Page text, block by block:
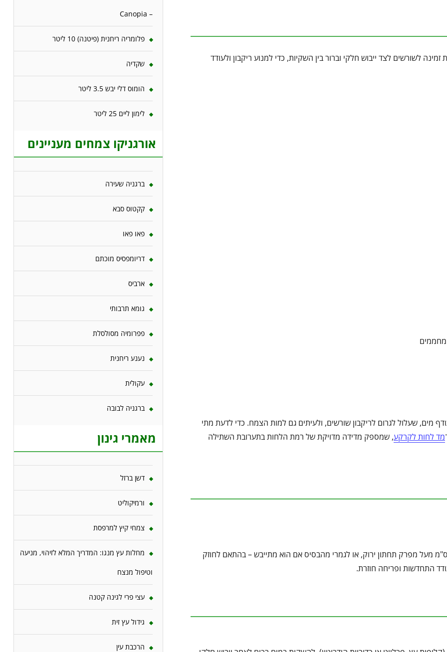
לשורשים לצד ייבוש חלקי וברור בין השקיות, כדי למנוע ריקבון ולעודד
מחממים
מים, שעלול לגרום לריקבון שורשים, ולעיתים גם למות הצמח. כדי לדעת מתי
מד לחות לקרקע, שמספק מדידה מדויקת של רמת הלחות בתערובת השתילה
גיזום עדין לאחר שהפריחה הסתיימה. יש לגזום את עמוד התפרחת כ־1 ס"מ מעל מפרק תחתון ירוק, או לגמרי מהבסיס אם הוא מתייבש – בהתאם לחוזק
התחדשות ופריחה חוזרת.
– Canopia
פלומריה ריחנית (פיטנה) 10 ליטר
שקדיה
הומוס דלי יבש 3.5 ליטר
לימון ליים 25 ליטר
אורגניקו צמחים מעניינים
ברגניה שעירה
קקטוס סבא
פאו פאו
דריומפסיס מוכתם
ארביס
גומא תרבותי
פפרומיה מסולסלת
נענע ריחנית
עקולית
ברגניה לבובה
מאמרי גינון
דשן ברזל
ורמיקוליט
צמחי קיץ למרפסת
מחלות עץ מנגו: המדריך המלא לזיהוי, מניעה
וטיפול מנצח
עצי פרי לגינה קטנה
גידול עץ זית
הרכבת עין